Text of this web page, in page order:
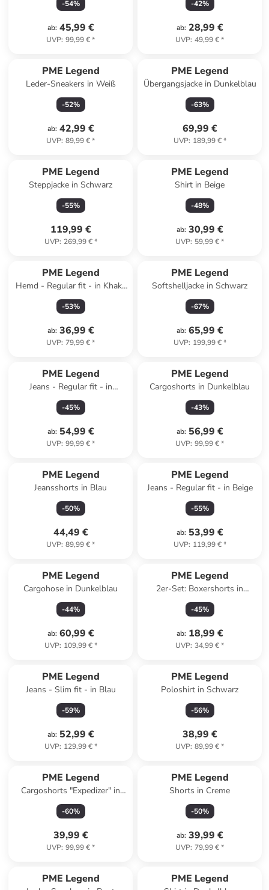
-54%
ab: 45,99 €
UVP: 99,99 €*
-42%
ab: 28,99 €
UVP: 49,99 €*
PME Legend
Leder-Sneakers in Weiß
-52%
ab: 42,99 €
UVP: 89,99 €*
PME Legend
Übergangsjacke in Dunkelblau
-63%
69,99 €
UVP: 189,99 €*
PME Legend
Steppjacke in Schwarz
-55%
119,99 €
UVP: 269,99 €*
PME Legend
Shirt in Beige
-48%
ab: 30,99 €
UVP: 59,99 €*
PME Legend
Hemd - Regular fit - in Khaki/
Schwarz
-53%
ab: 36,99 €
UVP: 79,99 €*
PME Legend
Softshelljacke in Schwarz
-67%
ab: 65,99 €
UVP: 199,99 €*
PME Legend
Jeans - Regular fit - in
Hellblau
-45%
ab: 54,99 €
UVP: 99,99 €*
PME Legend
Cargoshorts in Dunkelblau
-43%
ab: 56,99 €
UVP: 99,99 €*
PME Legend
Jeansshorts in Blau
-50%
44,49 €
UVP: 89,99 €*
PME Legend
Jeans - Regular fit - in Beige
-55%
ab: 53,99 €
UVP: 119,99 €*
PME Legend
Cargohose in Dunkelblau
-44%
ab: 60,99 €
UVP: 109,99 €*
PME Legend
2er-Set: Boxershorts in
Schwarz/ Grün
-45%
ab: 18,99 €
UVP: 34,99 €*
PME Legend
Jeans - Slim fit - in Blau
-59%
ab: 52,99 €
UVP: 129,99 €*
PME Legend
Poloshirt in Schwarz
-56%
38,99 €
UVP: 89,99 €*
PME Legend
Cargoshorts "Expedizer" in
Schwarz
-60%
39,99 €
UVP: 99,99 €*
PME Legend
Shorts in Creme
-50%
ab: 39,99 €
UVP: 79,99 €*
PME Legend PME Legend